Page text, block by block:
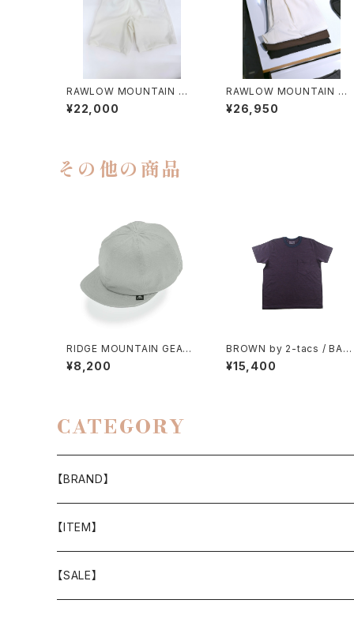
RAWLOW MOUNTAIN WO
RKS / HIKER GURKHA PA
NTS
¥22,000
RAWLOW MOUNTAIN
RKS / HIKER BAKER
S
¥26,950
その他の商品
RIDGE MOUNTAIN GEAR /
BASIC CAP（NT）EXTRA
¥8,200
BROWN by 2-tacs / BAA
POCKET
¥15,400
CATEGORY
【BRAND】
山と道
T-SHIRT
迷迭香
【ITEM】
WEAR
【SALE】